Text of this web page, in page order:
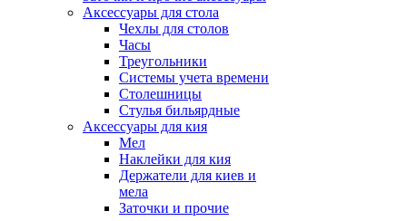
Аксессуары для стола
Чехлы для столов
Часы
Треугольники
Системы учета времени
Столешницы
Стулья бильярдные
Аксессуары для кия
Мел
Наклейки для кия
Держатели для киев и
мела
Заточки и прочие